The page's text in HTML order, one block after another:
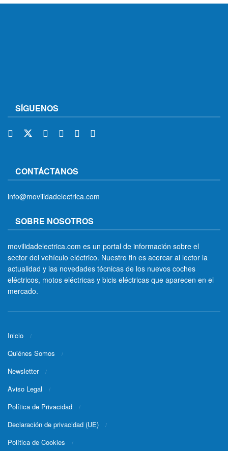
SÍGUENOS
CONTÁCTANOS
info@movilidadelectrica.com
SOBRE NOSOTROS
movilidadelectrica.com es un portal de información sobre el
sector del vehículo eléctrico. Nuestro fin es acercar al lector la
actualidad y las novedades técnicas de los nuevos coches
eléctricos, motos eléctricas y bicis eléctricas que aparecen en el
mercado.
Inicio
Quiénes Somos
Newsletter
Aviso Legal
Política de Privacidad
Declaración de privacidad (UE)
Política de Cookies